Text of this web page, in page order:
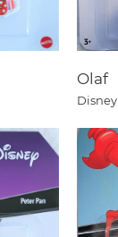
Olaf
Disney